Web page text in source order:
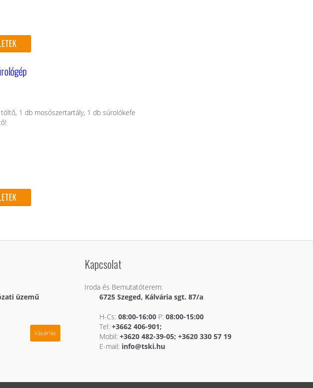
1 db mosószertartály, 1 db súrolókefe
üzemű
Vásárlás
Kapcsolat
Iroda és Bemutatóterem:
6725 Szeged, Kálvária sgt. 87/a
H-Cs: 08:00-16:00 P: 08:00-15:00
Tel: +3662 406-901;
Mobil: +3620 482-39-05; +3620 330 57 19
E-mail: info@tski.hu